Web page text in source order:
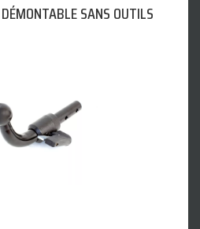
SANS OUTILS